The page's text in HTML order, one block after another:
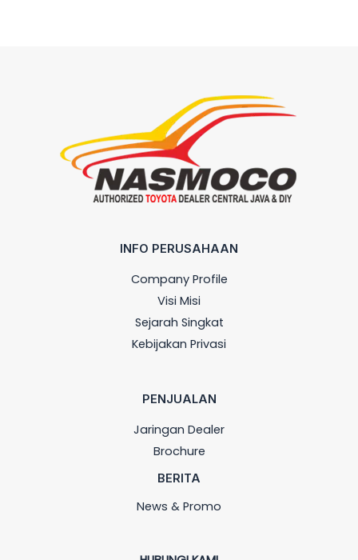
INFO PERUSAHAAN
Company Profile
Visi Misi
Sejarah Singkat
Kebijakan Privasi
PENJUALAN
Jaringan Dealer
Brochure
BERITA
News & Promo